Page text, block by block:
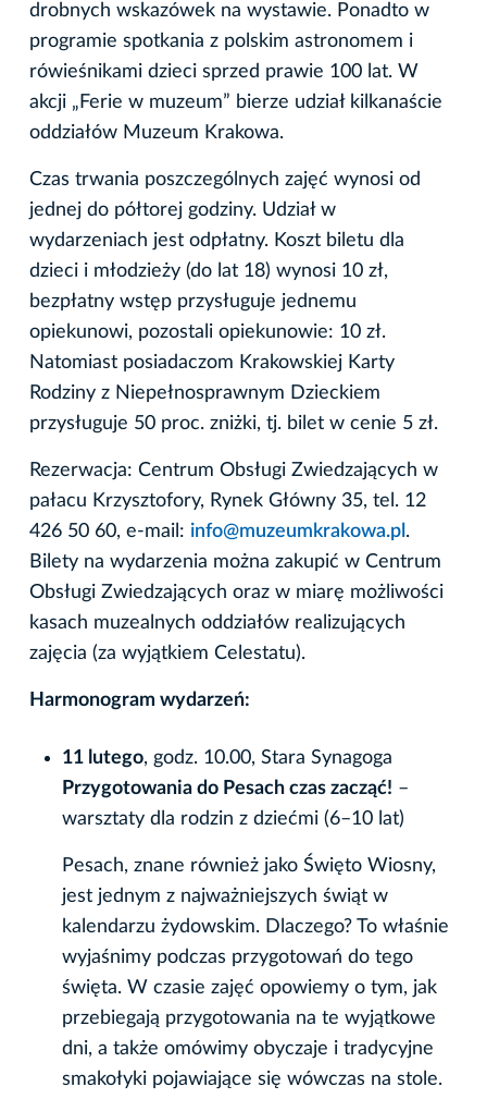
drobnych wskazówek na wystawie. Ponadto w
programie spotkania z polskim astronomem i
rówieśnikami dzieci sprzed prawie 100 lat. W
akcji „Ferie w muzeum” bierze udział kilkanaście
oddziałów Muzeum Krakowa.
Czas trwania poszczególnych zajęć wynosi od
jednej do półtorej godziny. Udział w
wydarzeniach jest odpłatny. Koszt biletu dla
dzieci i młodzieży (do lat 18) wynosi 10 zł,
bezpłatny wstęp przysługuje jednemu
opiekunowi, pozostali opiekunowie: 10 zł.
Natomiast posiadaczom Krakowskiej Karty
Rodziny z Niepełnosprawnym Dzieckiem
przysługuje 50 proc. zniżki, tj. bilet w cenie 5 zł.
Rezerwacja: Centrum Obsługi Zwiedzających w
pałacu Krzysztofory, Rynek Główny 35, tel. 12
426 50 60, e-mail: info@muzeumkrakowa.pl .
Bilety na wydarzenia można zakupić w Centrum
Obsługi Zwiedzających oraz w miarę możliwości
kasach muzealnych oddziałów realizujących
zajęcia (za wyjątkiem Celestatu).
Harmonogram wydarzeń:
11 lutego, godz. 10.00, Stara Synagoga
Przygotowania do Pesach czas zacząć! –
warsztaty dla rodzin z dziećmi (6–10 lat)
Pesach, znane również jako Święto Wiosny,
jest jednym z najważniejszych świąt w
kalendarzu żydowskim. Dlaczego? To właśnie
wyjaśnimy podczas przygotowań do tego
święta. W czasie zajęć opowiemy o tym, jak
przebiegają przygotowania na te wyjątkowe
dni, a także omówimy obyczaje i tradycyjne
smakołyki pojawiające się wówczas na stole.